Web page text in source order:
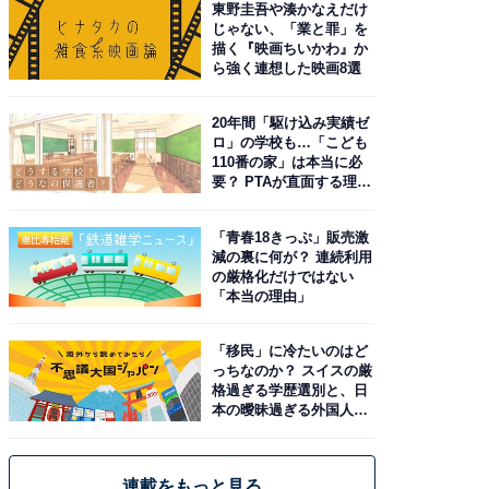
東野圭吾や湊かなえだけ
じゃない、「業と罪」を
描く『映画ちいかわ』か
ら強く連想した映画8選
20年間「駆け込み実績ゼ
ロ」の学校も…「こども
110番の家」は本当に必
要？ PTAが直面する理想
「青春18きっぷ」販売激
減の裏に何が？ 連続利用
の厳格化だけではない
「本当の理由」
「移民」に冷たいのはど
っちなのか？ スイスの厳
格過ぎる学歴選別と、日
本の曖昧過ぎる外国人政